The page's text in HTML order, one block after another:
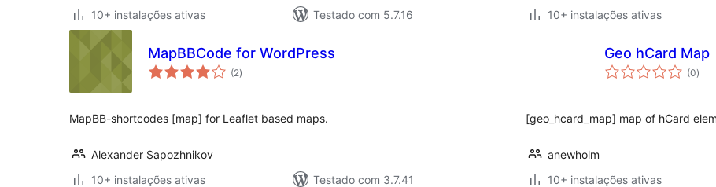
10+ instalações ativas
Testado com 5.7.16
10+ instalações ativas
MapBBCode for WordPress
(2avaliações
totais
)
MapBB-shortcodes [map] for Leaflet based maps.
Alexander Sapozhnikov
10+ instalações ativas
Testado com 3.7.41
Geo hCard Map
(0totais
)
[geo_hcard_map] map of hCard
anewholm
10+ instalações ativas